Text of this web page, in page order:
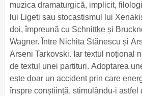
muzica dramaturgică, implicit,
lui Ligeti sau stocastismul lui
doi, împreună cu Schnittke și
Wagner. Între Nichita Stănescu și
Arseni Tarkovski. Iar textul noțional
de textul unei partituri. Adoptarea
este doar un accident prin care
înspre conștiință, stimulându-i astfel